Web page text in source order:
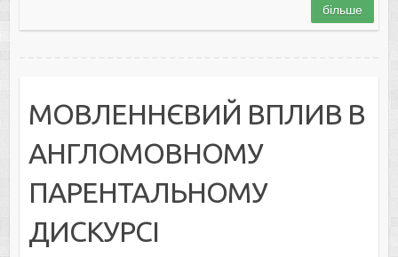
більше
МОВЛЕННЄВИЙ ВПЛИВ В
АНГЛОМОВНОМУ
ПАРЕНТАЛЬНОМУ
ДИСКУРСІ